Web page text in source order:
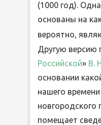
(1000 год).
основаны на
вероятно,
Другую версию
Российской» В.
основании
нашего
новгородского
помещает